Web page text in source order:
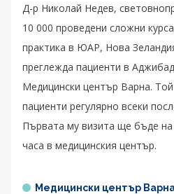
Д-р Николай Недев,
10 000 проведени сложни
практика в ЮАР, Нова
преглежда пациенти в
Медицински център Варна.
пациенти регулярно всеки
Първата му визита ще бъде на
часа в медицинския център.
Медицински център